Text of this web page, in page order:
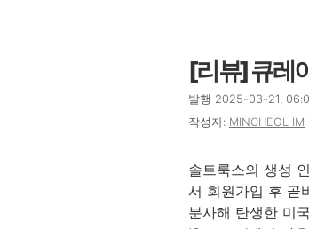
[리뷰] 큐레
발행 2025-03-21,
작성자: MINCHEOL IM
솔트룩스의 생성
서 회원가입 후 곧
분사해 탄생한 미